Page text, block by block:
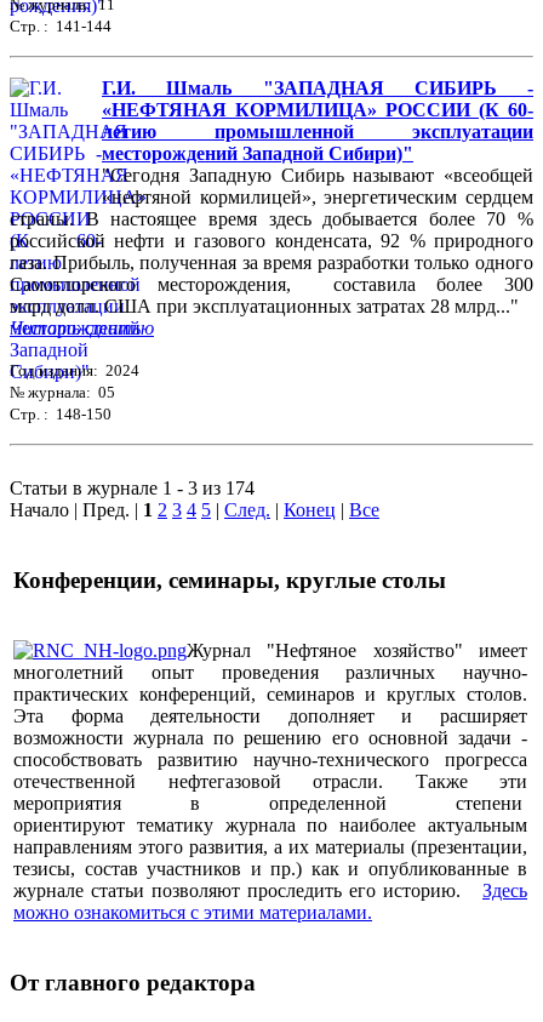
№ журнала: 11
Стр. : 141-144
Г.И. Шмаль "ЗАПАДНАЯ СИБИРЬ -
«НЕФТЯНАЯ КОРМИЛИЦА» РОССИИ (К 60-
летию промышленной эксплуатации
месторождений Западной Сибири)"
"Сегодня Западную Сибирь называют «всеобщей
«нефтяной кормилицей», энергетическим сердцем
страны. В настоящее время здесь добывается более 70 %
российской нефти и газового конденсата, 92 % природного
газа. Прибыль, полученная за время разработки только одного
Самотлорского месторождения, составила более 300
млрд долл. США при эксплуатационных затратах 28 млрд..."
Читать статью
Год издания: 2024
№ журнала: 05
Стр. : 148-150
Статьи в журнале 1 - 3 из 174
Начало | Пред. | 1 2 3 4 5 | След. | Конец | Все
Конференции, семинары, круглые столы
Журнал "Нефтяное хозяйство" имеет
многолетний опыт проведения различных научно-
практических конференций, семинаров и круглых столов.
Эта форма деятельности дополняет и расширяет
возможности журнала по решению его основной задачи -
способствовать развитию научно-технического прогресса
отечественной нефтегазовой отрасли. Также эти
мероприятия в определенной степени
ориентируют тематику журнала по наиболее актуальным
направлениям этого развития, а их материалы (презентации,
тезисы, состав участников и пр.) как и опубликованные в
журнале статьи позволяют проследить его историю. Здесь
можно ознакомиться с этими материалами.
От главного редактора